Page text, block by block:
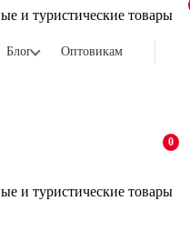
и туристические товары
Блог Оптовикам
0
и туристические товары